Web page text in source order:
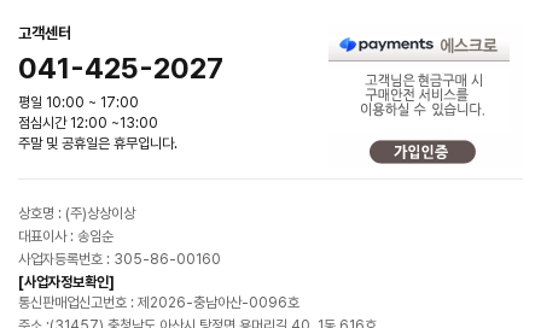
고객센터
041-425-2027
평일 10:00 ~ 17:00
점심시간 12:00 ~13:00
주말 및 공휴일은 휴무입니다.
상호명 : (주)상상이상
대표이사 : 송임순
사업자등록번호 : 305-86-00160
[사업자정보확인]
통신판매업신고번호 : 제2026-충남아산-0096호